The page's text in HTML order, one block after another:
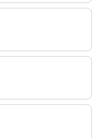
nghiệp, được thiết
và offline
mãi khác của